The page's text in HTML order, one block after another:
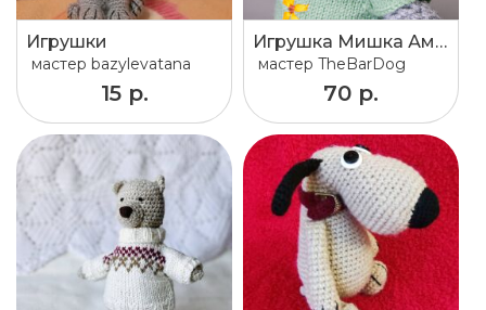
Игрушки
мастер bazylevatana
15 р.
Игрушка Мишка Амигуруми Вязаный
мастер TheBarDog
70 р.